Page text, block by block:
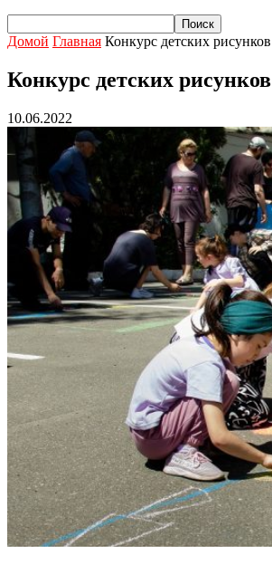
Домой Главная Конкурс детских рисунков
Конкурс детских рисунков
10.06.2022